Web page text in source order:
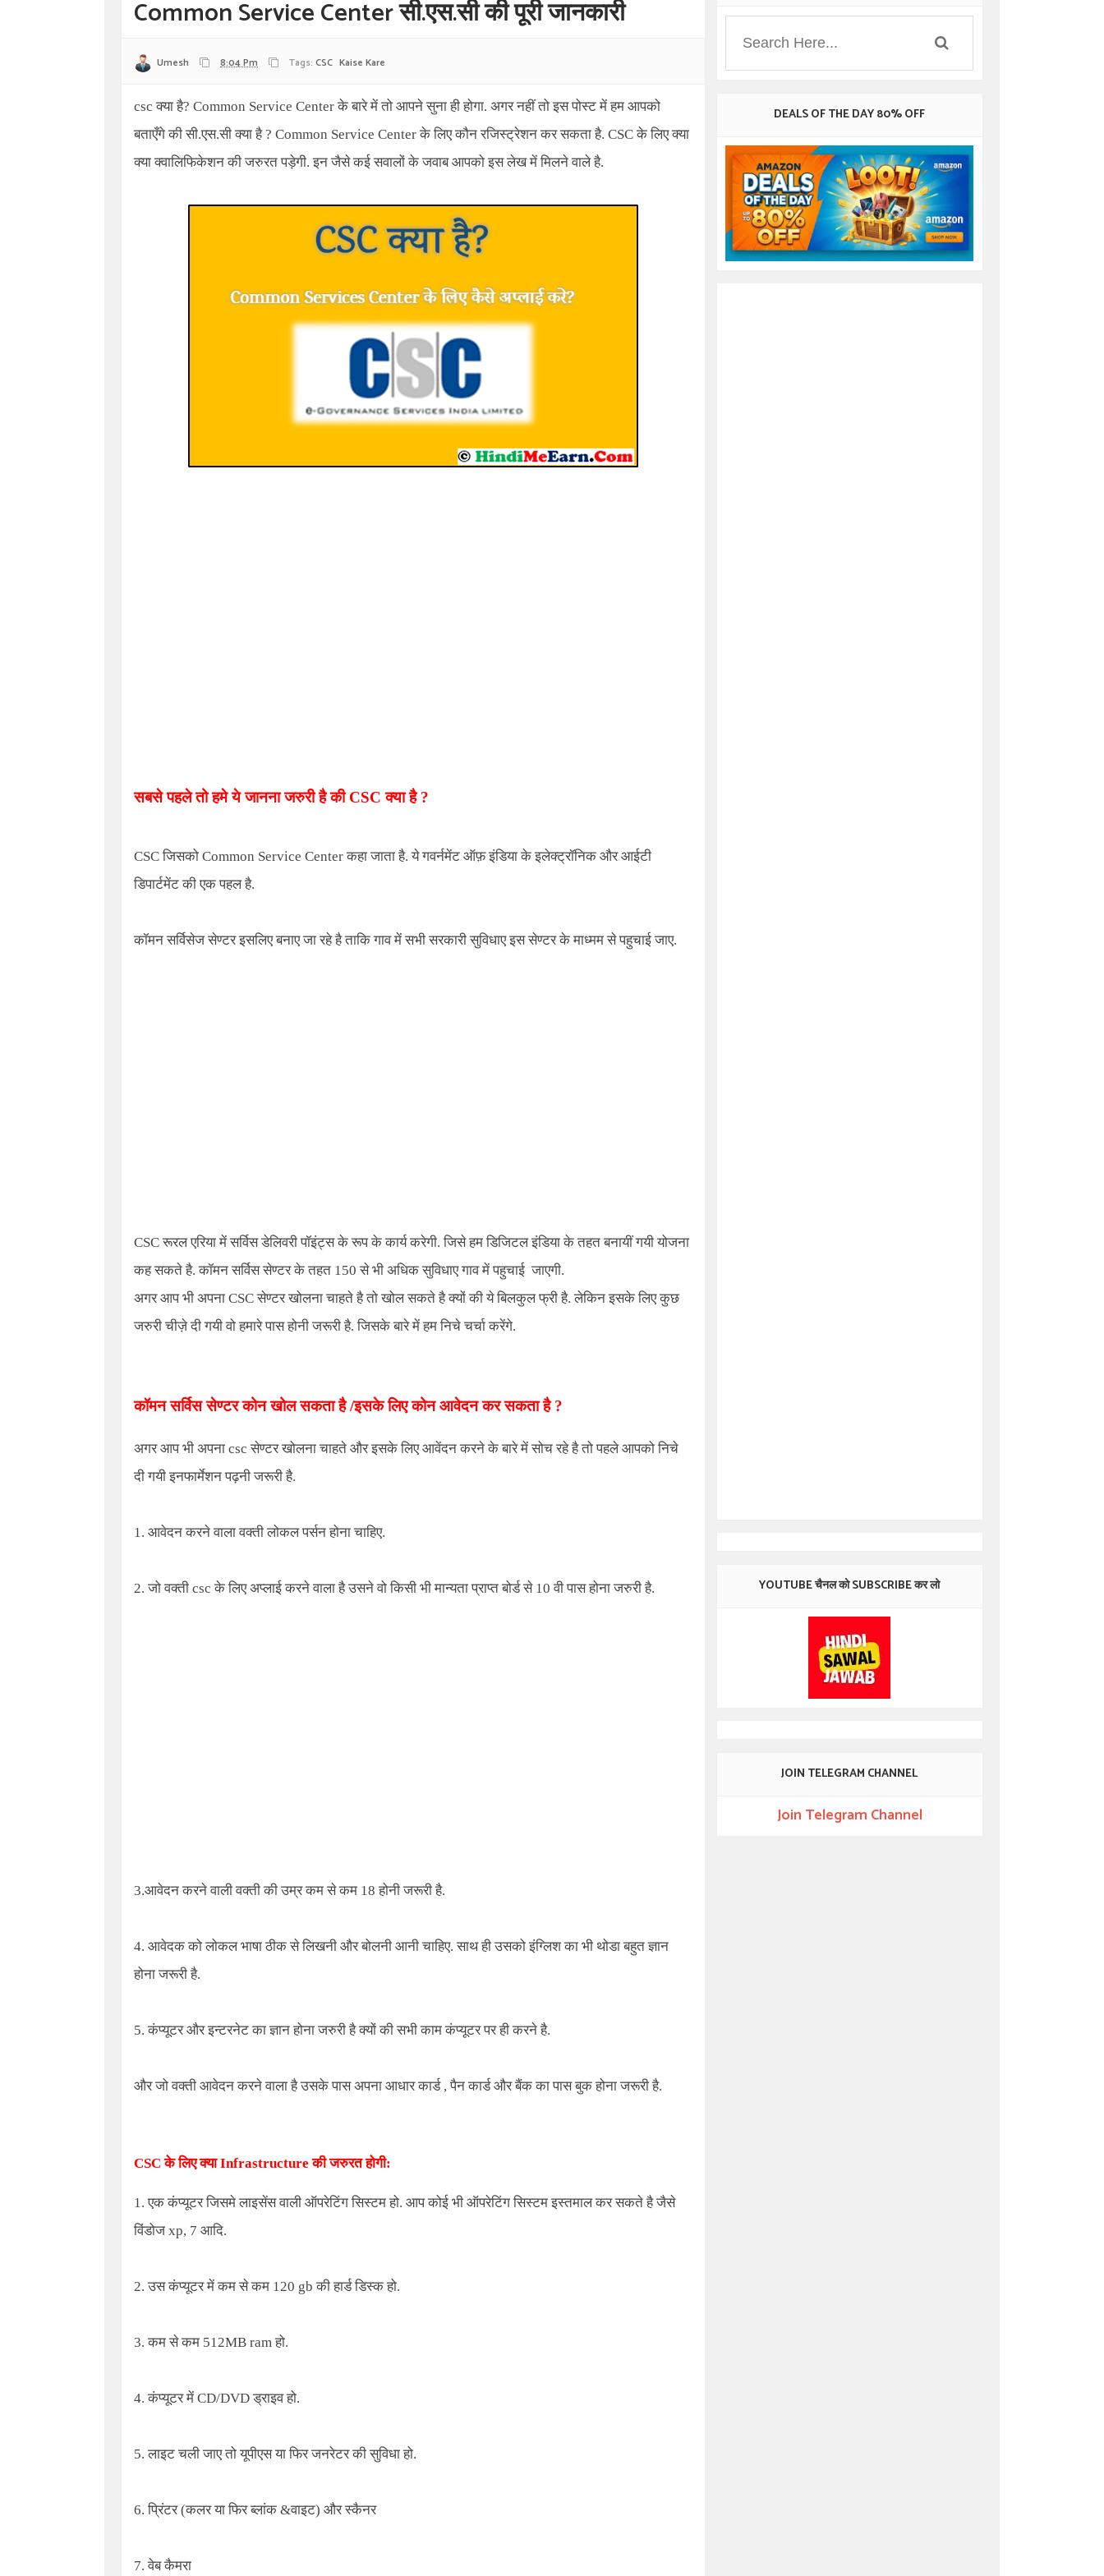
Common Service Center सी.एस.सी की पूरी जानकारी
Umesh 8:04 Pm Tags: CSC Kaise Kare
csc क्या है? Common Service Centerके बारे में तो आपने सुना ही होगा. अगर नहीं तो इस पोस्ट में हम आपको
बताएँगे कीसी.एस.सीक्या है ? Common Service Centerके लिए कौन रजिस्ट्रेशन कर सकता है. CSCके लिए क्या
क्या क्वालिफिकेशन की जरुरत पड़ेगी. इन जैसे कई सवालों के जवाब आपको इस लेख में मिलने वाले है.
सबसे पहले तो हमे ये जानना जरुरी है कीCSC क्या है ?
CSCजिसको Common Service Centerकहा जाता है. ये गवर्नमेंट ऑफ़ इंडिया के इलेक्ट्रॉनिक और आईटी
डिपार्टमेंट की एक पहल है.
कॉमन सर्विसेज सेण्टर इसलिए बनाए जा रहे है ताकि गाव में सभी सरकारी सुविधाए इस सेण्टर के माध्मम से पहुचाई जाए.
CSCरूरल एरिया में सर्विस डेलिवरी पॉइंट्स के रूप के कार्य करेगी. जिसे हम डिजिटल इंडिया के तहत बनायीं गयी योजना
कह सकते है. कॉमन सर्विस सेण्टर के तहत 150 से भी अधिक सुविधाए गाव में पहुचाई जाएगी.
अगर आप भी अपना CSC सेण्टर खोलना चाहते है तो खोल सकते है क्यों की ये बिलकुल फ्री है. लेकिन इसके लिए कुछ
जरुरी चीज़े दी गयी वो हमारे पास होनी जरूरी है. जिसके बारे में हम निचे चर्चा करेंगे.
कॉमन सर्विस सेण्टर कोन खोल सकता है /इसके लिए कोन आवेदन कर सकता है ?
अगर आप भी अपना csc सेण्टर खोलना चाहते और इसके लिए आवेंदन करने के बारे में सोच रहे है तो पहले आपको निचे
दी गयी इनफार्मेशन पढ़नी जरूरी है.
1. आवेदन करने वाला वक्ती लोकल पर्सन होना चाहिए.
2. जो वक्ती csc के लिए अप्लाई करने वाला है उसने वो किसी भी मान्यता प्राप्त बोर्ड से 10 वी पास होना जरुरी है.
3.आवेदन करने वाली वक्ती की उम्र कम से कम 18 होनी जरूरी है.
4. आवेदक को लोकल भाषा ठीक से लिखनी और बोलनी आनी चाहिए. साथ ही उसको इंग्लिश का भी थोडा बहुत ज्ञान
होना जरूरी है.
5. कंप्यूटर और इन्टरनेट का ज्ञान होना जरुरी है क्यों की सभी काम कंप्यूटर पर ही करने है.
और जो वक्ती आवेदन करने वाला है उसके पास अपना आधार कार्ड , पैन कार्ड और बैंक का पास बुक होना जरूरी है.
CSCके लिए क्याInfrastructure की जरुरत होगी:
1. एक कंप्यूटर जिसमे लाइसेंस वाली ऑपरेटिंग सिस्टम हो. आप कोई भी ऑपरेटिंग सिस्टम इस्तमाल कर सकते है जैसे
विंडोज xp, 7 आदि.
2. उस कंप्यूटर में कम से कम 120 gb की हार्ड डिस्क हो.
3. कम से कम 512MB ram हो.
4. कंप्यूटर में CD/DVD ड्राइव हो.
5. लाइट चली जाए तो यूपीएस या फिर जनरेटर की सुविधा हो.
6. प्रिंटर (कलर या फिर ब्लांक &वाइट) और स्कैनर
7. वेब कैमरा
DEALS OF THE DAY 80% OFF
YOUTUBE चैनल को SUBSCRIBE कर लो
JOIN TELEGRAM CHANNEL
Join Telegram Channel